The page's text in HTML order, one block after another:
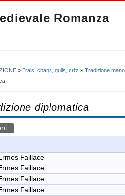
Romanza
» Brais, chans, quils, critz » Tradizione
diplomatica
Faillace
Faillace
Faillace
Faillace